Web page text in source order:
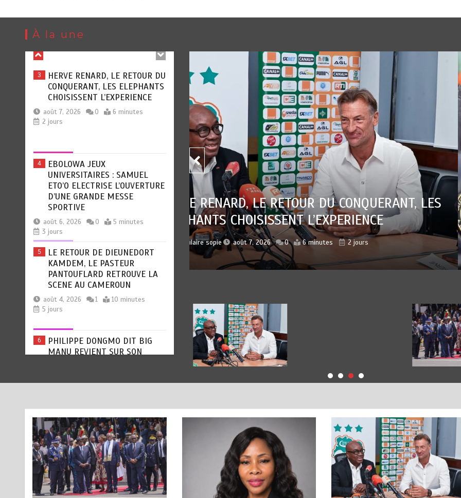
À la une
1 jour
3
HERVE RENARD, LE RETOUR DU
CONQUERANT, LES ELEPHANTS
CHOISISSENT L’EXPERIENCE
août 7, 2026 0
6 minutes
2 jours
EBOLOWA JEUX
UNIVERSITAIRES : SAMUEL
ETO’O ELECTRISE L’OUVERTURE
D’UNE GRANDE MESSE
SPORTIVE
août 6, 2026
3 jours
LE RETOUR DE DIEUNEDORT
KAMDEM, LE PASTEUR
PANTOUFLARD RETROUVE LA
SCENE AU CAMEROUN
août 4, 2026 1
10 minutes
5 jours
PHILIPPE DONGMO DIT BIG
MANU REVIENT SUR SON
PARCOURS ET ANNONCE SON
5 jours
OLIGUI NGUEMA EN COTE
D’IVOIRE ENTRE DIPLOMATIE
COOPERATION ET PROXIMITE
AVEC LA DIASPORA GABONAISE
août 8, 2026 0
4 minutes
1 jour
DU CONQUERANT, LES
L’EXPERIENCE
6 minutes
Sports
EBOLOWA JEUX UNIVERSITAIRES : SAMUEL
ELECTRISE L’OUVERTURE D’UNE GRANDE
SPORTIVE
parAoudou Bakari août 6, 2026 3 jours